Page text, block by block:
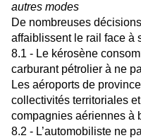
autres modes
De nombreuses
affaiblissent le rail face à
8.1 - Le kérosène
carburant pétrolier à ne
Les aéroports de
collectivités territoriales
compagnies aériennes à
8.2 - L’automobiliste ne